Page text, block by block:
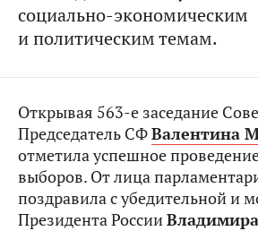
социально-экономическим
и политическим темам.
Открывая 563-е заседание
Председатель СФВалентина
отметила успешное
выборов. От лица
поздравила с убедительной и
Президента России